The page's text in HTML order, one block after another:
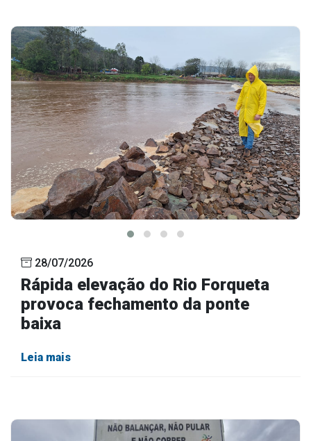
28/07/2026
Rápida elevação do Rio Forqueta
provoca fechamento da ponte
baixa
Leia mais